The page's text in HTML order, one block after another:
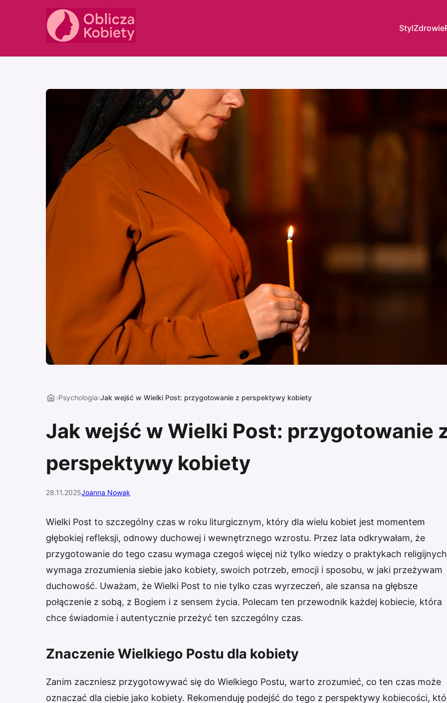
StylZdrowie
›Psychologia›Jak wejść w Wielki Post: przygotowanie z perspektywy kobiety
Jak wejść w Wielki Post: przygotowanie
perspektywy kobiety
28.11.2025Joanna Nowak
Wielki Post to szczególny czas w roku liturgicznym, który dla wielu kobiet jest momentem
głębokiej refleksji, odnowy duchowej i wewnętrznego wzrostu. Przez lata odkrywałam, że
przygotowanie do tego czasu wymaga czegoś więcej niż tylko wiedzy o praktykach
wymaga zrozumienia siebie jako kobiety, swoich potrzeb, emocji i sposobu, w jaki przeżywam
duchowość. Uważam, że Wielki Post to nie tylko czas wyrzeczeń, ale szansa na głębsze
połączenie z sobą, z Bogiem i z sensem życia. Polecam ten przewodnik każdej kobiecie, która
chce świadomie i autentycznie przeżyć ten szczególny czas.
Znaczenie Wielkiego Postu dla kobiety
Zanim zaczniesz przygotowywać się do Wielkiego Postu, warto zrozumieć, co ten czas może
oznaczać dla ciebie jako kobiety. Rekomenduję podejść do tego z perspektywy kobiecości,